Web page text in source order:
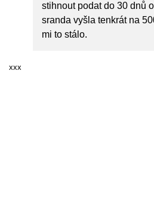
stihnout podat do 30 dnů
sranda vyšla tenkrát na
mi to stálo.
xxx